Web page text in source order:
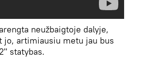
neužbaigtoje dalyje,
jo, artimiausiu metu jau bus
statybas.